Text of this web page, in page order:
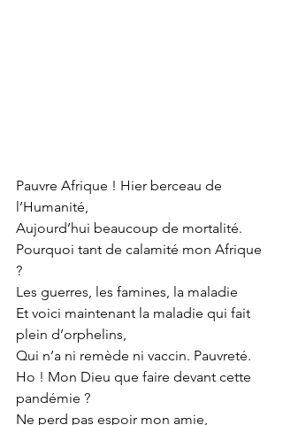
Pauvre Afrique ! Hier berceau de
l’Humanité,
Aujourd’hui beaucoup de mortalité.
Pourquoi tant de calamité mon Afrique
?
Les guerres, les famines, la maladie
Et voici maintenant la maladie qui fait
plein d’orphelins,
Qui n’a ni remède ni vaccin. Pauvreté.
Ho ! Mon Dieu que faire devant cette
pandémie ?
Ne perd pas espoir mon amie,